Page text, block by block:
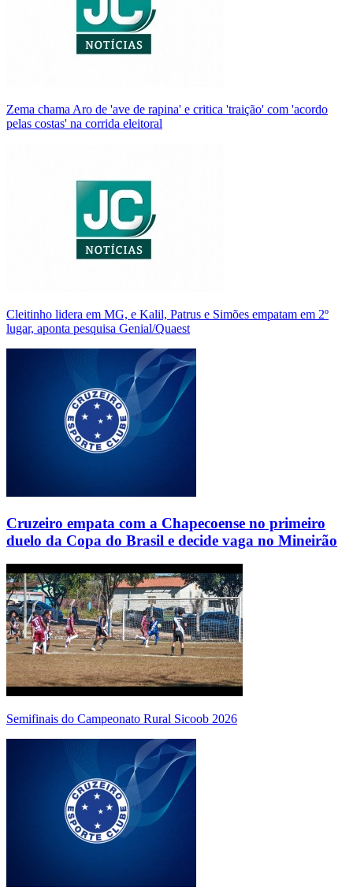
Zema chama Aro de 'ave de rapina' e critica 'traição' com 'acordo
pelas costas' na corrida eleitoral
Cleitinho lidera em MG, e Kalil, Patrus e Simões empatam em 2º
lugar, aponta pesquisa Genial/Quaest
Cruzeiro empata com a Chapecoense no primeiro
duelo da Copa do Brasil e decide vaga no Mineirão
Semifinais do Campeonato Rural Sicoob 2026